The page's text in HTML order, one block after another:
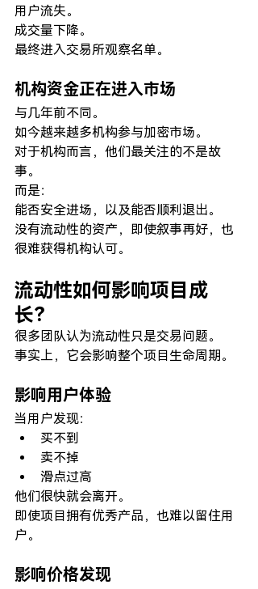
用户流失。
成交量下降。
最终进入交易所观察名单。
机构资金正在进入市场
与几年前不同。
如今越来越多机构参与加密市场。
对于机构而言，他们最关注的不是故
事。
而是：
能否安全进场，以及能否顺利退出。
没有流动性的资产，即使叙事再好，也
很难获得机构认可。
流动性如何影响项目成
长？
很多团队认为流动性只是交易问题。
事实上，它会影响整个项目生命周期。
影响用户体验
当用户发现：
买不到
卖不掉
滑点过高
他们很快就会离开。
即使项目拥有优秀产品，也难以留住用
户。
影响价格发现